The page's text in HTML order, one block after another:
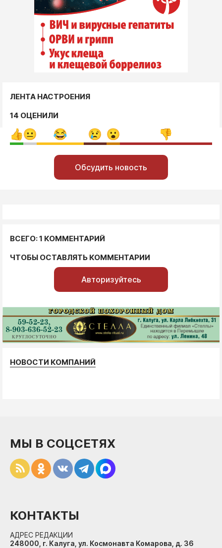
ЛЕНТА НАСТРОЕНИЯ
14 ОЦЕНИЛИ
Обсудить новость
ВСЕГО: 1 КОММЕНТАРИЙ
ЧТОБЫ ОСТАВЛЯТЬ КОММЕНТАРИИ
Авторизуйтесь
НОВОСТИ КОМПАНИЙ
МЫ В СОЦСЕТЯХ
КОНТАКТЫ
АДРЕС РЕДАКЦИИ
248000, г. Калуга, ул. Космонавта Комарова, д. 36